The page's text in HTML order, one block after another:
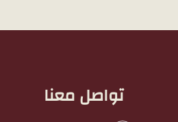
تواصل معنا